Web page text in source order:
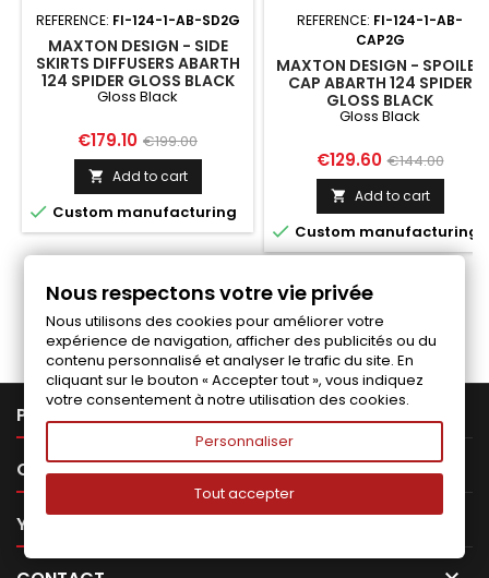
REFERENCE: FI-124-1-AB-SD2G
MAXTON DESIGN - SIDE
SKIRTS DIFFUSERS ABARTH
124 SPIDER GLOSS BLACK
Gloss Black
Price
€179.10 Regular
price
€199.00
 Add to cart
 Custom manufacturing
REFERENCE: FI-124-1-AB-
CAP2G
MAXTON DESIGN - SPOILER
CAP ABARTH 124 SPIDER
GLOSS BLACK
Gloss Black
Price
€129.60 Regular
price
€144.00
 Add to cart
 Custom manufacturing
Follow us on Facebook
PRODUCTS
OUR COMPANY 
YOUR ACCOUNT 
Nous respectons votre vie privée
Nous utilisons des cookies pour améliorer votre
expérience de navigation, afficher des publicités ou du
contenu personnalisé et analyser le trafic du site. En
cliquant sur le bouton « Accepter tout », vous indiquez
votre consentement à notre utilisation des cookies.
Personnaliser
Tout accepter